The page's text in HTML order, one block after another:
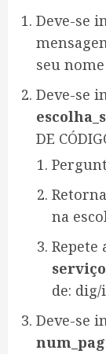
Deve-se
seu nome
Deve-se
DE
na
Repete
serviço
de:
Deve-se